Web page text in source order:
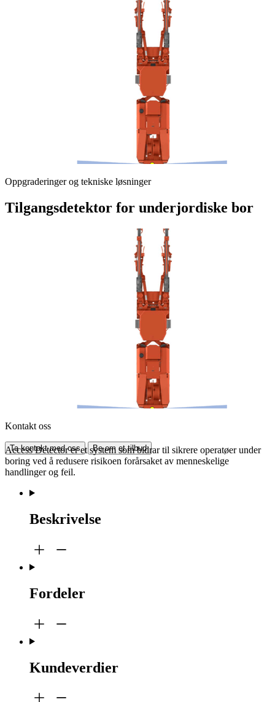
Oppgraderinger og tekniske løsninger
Tilgangsdetektor for underjordiske bor
Kontakt oss
Ta kontakt med oss Be om et tilbud
Access Detector er et system som bidrar til sikrere operatøer under
boring ved å redusere risikoen forårsaket av menneskelige
handlinger og feil.
Beskrivelse
Fordeler
Kundeverdier